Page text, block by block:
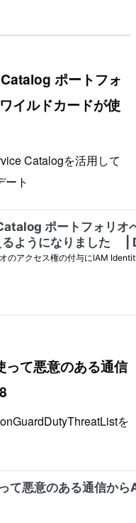
ポートフォ
イルドカードが使
Catalogを活用して
ート
て悪意のある通信
を